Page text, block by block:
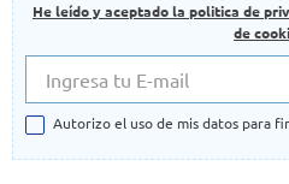
He leído y aceptado la politica de
de
Autorizo el uso de mis datos para